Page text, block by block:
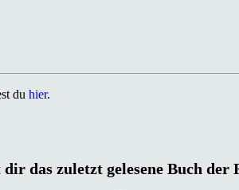
du hier.
das zuletzt gelesene Buch der